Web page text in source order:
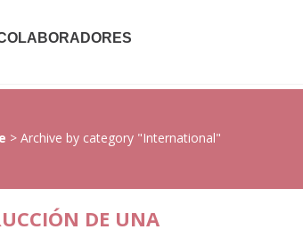
>Archive by category "International"
DE UNA